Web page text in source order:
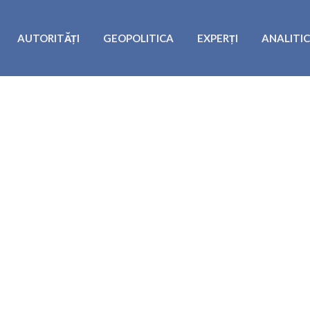
AUTORITĂȚI GEOPOLITICA EXPERȚI